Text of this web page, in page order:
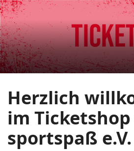
Zum
Haupt-
Inhalt
springen
sportspaß
e.V.
Herzlich
im
sportspaß e.V.